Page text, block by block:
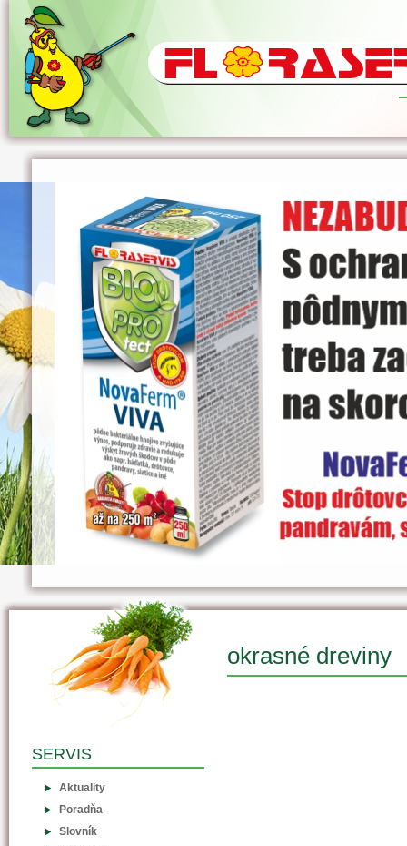
okrasné dreviny
SERVIS
Aktuality
Poradňa
Slovník